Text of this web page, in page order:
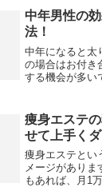
ってみましょう
中年男性の
法！
中年になると太
の場合はお付き
する機会が多い
痩身エステ
せて上手く
痩身エステとい
メージがありま
もあれば、月1